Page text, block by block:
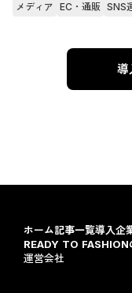
メディア EC・通販 SNS
導
ホーム記事一覧導入企
READY TO FASHION
運営会社